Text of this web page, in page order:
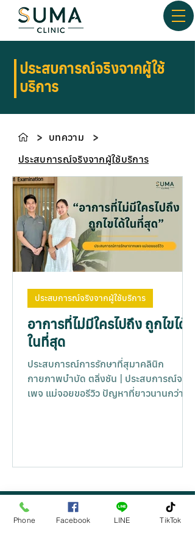
ประสบการณ์จริงจากผู้ใช้
บริการ
> บทความ
>
ประสบการณ์จริงจากผู้ใช้บริการ
อาการที่ไม่มีใครไปถึง ถูกไขได้
ในที่สุด
ประสบการณ์การรักษาที่สุมาคลินิก
กายภาพบำบัด ตลิ่งชัน | ประสบการณ์จาก
เพจ แม่จอยขอรีวิว ปัญหาที่ยาวนานกว่า
ประสบการณ์จริงจากผู้ใช้บริการ
ปรึกษาฟรี
Phone Facebook LINE TikTok